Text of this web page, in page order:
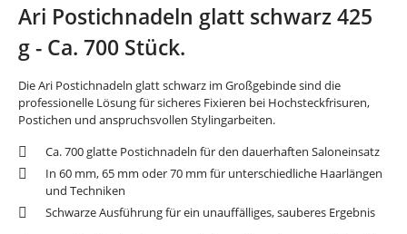
Ari Postichnadeln glatt schwarz 425
g - Ca. 700 Stück.
Die Ari Postichnadeln glatt schwarz im Großgebinde sind die
professionelle Lösung für sicheres Fixieren bei Hochsteckfrisuren,
Postichen und anspruchsvollen Stylingarbeiten.
Ca. 700 glatte Postichnadeln für den dauerhaften Saloneinsatz
In 60 mm, 65 mm oder 70 mm für unterschiedliche Haarlängen
und Techniken
Schwarze Ausführung für ein unauffälliges, sauberes Ergebnis